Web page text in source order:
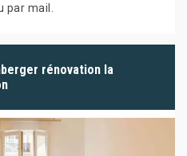
mail.
rénovation la